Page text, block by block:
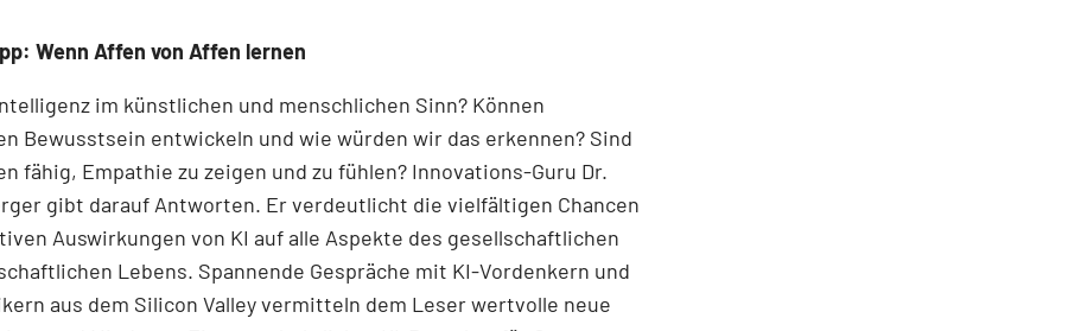
Wenn Affen von Affen lernen
im künstlichen und menschlichen Sinn? Können
Bewusstsein entwickeln und wie würden wir das erkennen? Sind
fähig, Empathie zu zeigen und zu fühlen? Innovations-Guru Dr.
gibt darauf Antworten. Er verdeutlicht die viel­fältigen Chancen
Auswirkungen von KI auf alle Aspekte des gesellschaftlichen
Lebens. Spannende Gespräche mit KI-Vordenkern und
aus dem Silicon Valley vermitteln dem Leser wertvolle neue